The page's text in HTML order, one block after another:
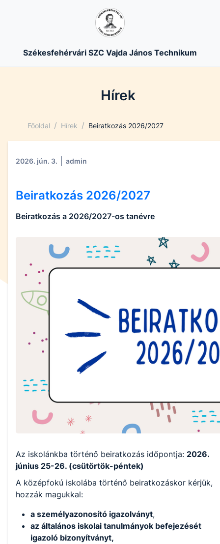
Székesfehérvári SZC Vajda János Technikum
Hírek
Főoldal / Hírek / Beiratkozás 2026/2027
2026. jún. 3. admin
Beiratkozás 2026/2027
Beiratkozás a 2026/2027-os tanévre
Az iskolánkba történő beiratkozás időpontja: 2026.
június 25-26. (csütörtök-péntek)
A középfokú iskolába történő beiratkozáskor kérjük,
hozzák magukkal:
a személyazonosító igazolványt,
az általános iskolai tanulmányok befejezését
igazoló bizonyítványt,